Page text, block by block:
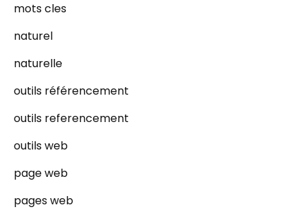
mots cles
naturel
naturelle
outils référencement
outils referencement
outils web
page web
pages web